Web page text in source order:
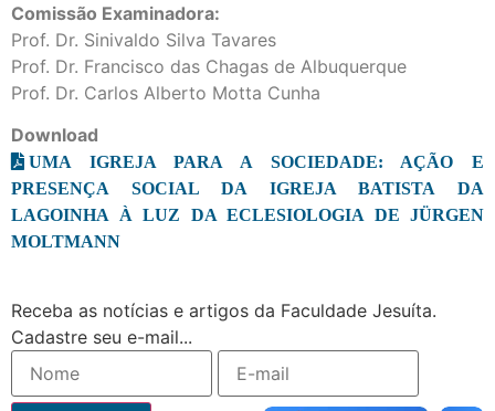
Comissão Examinadora:
Prof. Dr. Sinivaldo Silva Tavares
Prof. Dr. Francisco das Chagas de Albuquerque
Prof. Dr. Carlos Alberto Motta Cunha
Download
UMA IGREJA PARA A SOCIEDADE: AÇÃO E
PRESENÇA SOCIAL DA IGREJA BATISTA DA
LAGOINHA À LUZ DA ECLESIOLOGIA DE JÜRGEN
MOLTMANN
Receba as notícias e artigos da Faculdade Jesuíta.
Cadastre seu e-mail...